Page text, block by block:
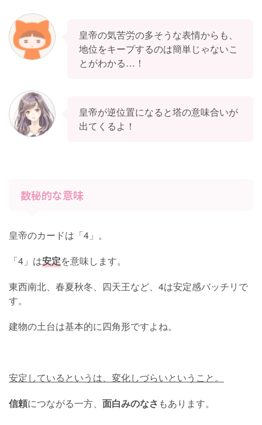
皇帝の気苦労の多そうな表情からも、
地位をキープするのは簡単じゃないこ
とがわかる…！
皇帝が逆位置になると塔の意味合いが
出てくるよ！
数秘的な意味
皇帝のカードは「4」。
「4」は安定を意味します。
東西南北、春夏秋冬、四天王など、4は安定感バッチリで
す。
建物の土台は基本的に四角形ですよね。
安定しているというは、変化しづらいということ。
信頼につながる一方、 面白みのなさ もあります。